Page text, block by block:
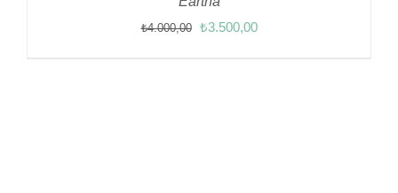
₺4.000,00
Orijinal
₺3.500,00Şu